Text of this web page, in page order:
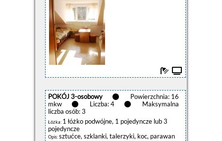
POKÓJ 3-osobowy
Powierzchnia: 16
mkw
Liczba: 4
Maksymalna
liczba osób: 3
Łóżka: 1 łóżko podwójne, 1 pojedyncze lub 3
pojedyncze
Opis:sztućce, szklanki, talerzyki, koc, parawan